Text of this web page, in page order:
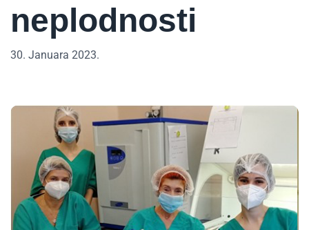
neplodnosti
30. Januara 2023.